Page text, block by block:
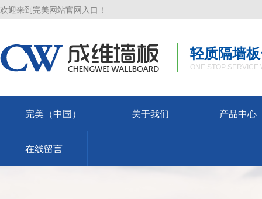
欢迎来到完美网站官网入口！
轻质隔墙
ONE STOP SERVICE
完美（中国） 关于我们 产品中心
在线留言